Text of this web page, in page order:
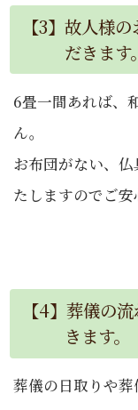
【3】故人様
だきます。
6畳一間あれば、
ん。
お布団がない、
たしますのでご安
【4】葬儀の
きます。
葬儀の日取りや